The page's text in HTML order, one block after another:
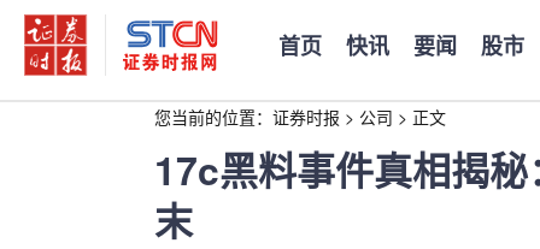
首页 快讯 要闻 股市
您当前的位置： 证券时报 > 公司 > 正文
17c黑料事件真相揭
末